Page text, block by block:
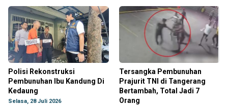
Polisi Rekonstruksi
Pembunuhan Ibu Kandung Di
Kedaung
Selasa, 28 Juli 2026
Tersangka Pembunuhan
Prajurit TNI di Tangerang
Bertambah, Total Jadi 7
Orang